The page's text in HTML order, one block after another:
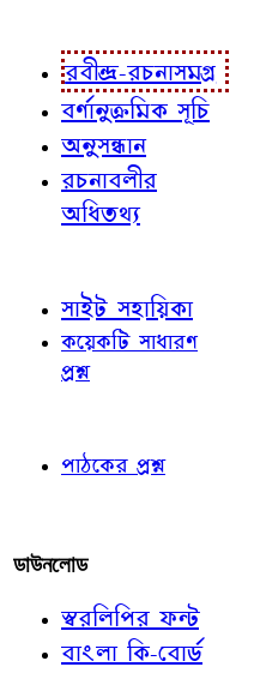
রবীন্দ্র-রচনাসমগ্র
বর্ণানুক্রমিক সূচি
অনুসন্ধান
রচনাবলীর
অধিতথ্য
সাইট সহায়িকা
কয়েকটি সাধারণ
প্রশ্ন
পাঠকের প্রশ্ন
ডাউনলোড
স্বরলিপির ফন্ট
বাংলা কি-বোর্ড